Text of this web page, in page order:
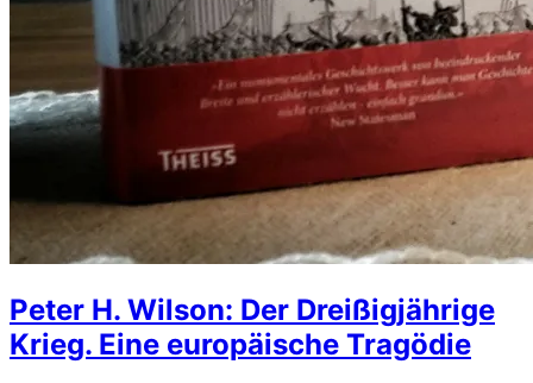
Peter H. Wilson: Der Dreißigjährige
Krieg. Eine europäische Tragödie